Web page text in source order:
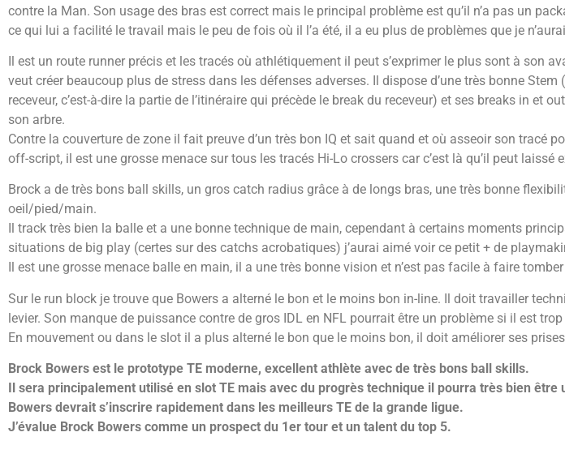
contre la Man. Son usage des bras est correct mais le principal problème est qu’il n’a pas un
ce qui lui a facilité le travail mais le peu de fois où il l’a été, il a eu plus de problèmes que je
Il est un route runner précis et les tracés où athlétiquement il peut s’exprimer le plus sont à son
veut créer beaucoup plus de stress dans les défenses adverses. Il dispose d’une très bonne
receveur, c’est-à-dire la partie de l’itinéraire qui précède le break du receveur) et ses breaks in
son arbre.
Contre la couverture de zone il fait preuve d’un très bon IQ et sait quand et où asseoir son tracé
off-script, il est une grosse menace sur tous les tracés Hi-Lo crossers car c’est là qu’il peut laissé
Brock a de très bons ball skills, un gros catch radius grâce à de longs bras, une très bonne
oeil/pied/main.
Il track très bien la balle et a une bonne technique de main, cependant à certains moments
situations de big play (certes sur des catchs acrobatiques) j’aurai aimé voir ce petit + de
Il est une grosse menace balle en main, il a une très bonne vision et n’est pas facile à faire
Sur le run block je trouve que Bowers a alterné le bon et le moins bon in-line. Il doit travailler
levier. Son manque de puissance contre de gros IDL en NFL pourrait être un problème si il est
En mouvement ou dans le slot il a plus alterné le bon que le moins bon, il doit améliorer ses
Brock Bowers est le prototype TE moderne, excellent athlète avec de très bons ball skills.
Il sera principalement utilisé en slot TE mais avec du progrès technique il pourra très bien être
Bowers devrait s’inscrire rapidement dans les meilleurs TE de la grande ligue.
J’évalue Brock Bowers comme un prospect du 1er tour et un talent du top 5.